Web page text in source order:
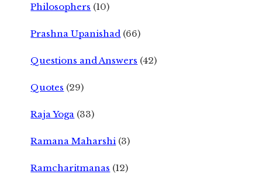
Philosophers (10)
Prashna Upanishad (66)
Questions and Answers (42)
Quotes (29)
Raja Yoga (33)
Ramana Maharshi (3)
Ramcharitmanas (12)